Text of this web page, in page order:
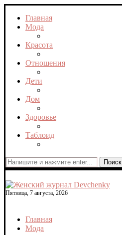
Главная
Мода
Красота
Отношения
Дети
Дом
Здоровье
Таблоид
Поиск
Пятница, 7 августа, 2026
Главная
Мода